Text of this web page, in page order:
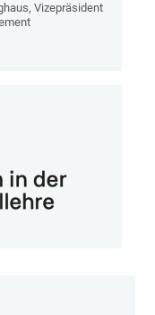
Vizepräsident